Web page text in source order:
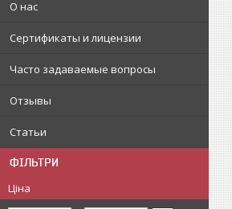
О нас
Сертификаты и лицензии
Часто задаваемые вопросы
Отзывы
Статьи
ФІЛЬТРИ
Ціна